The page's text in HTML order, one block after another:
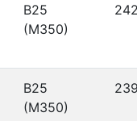
В25
(М350)
В25
(М350)